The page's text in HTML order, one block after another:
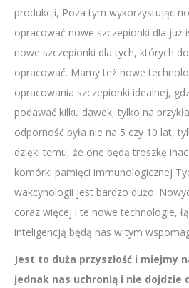
produkcji, Poza tym wykorzystując
opracować nowe szczepionki dla już
nowe szczepionki dla tych, których
opracować. Mamy też nowe
opracowania szczepionki idealnej,
podawać kilku dawek, tylko na
odporność była nie na 5 czy 10 lat,
dzięki temu, że one będą troszkę
komórki pamięci immunologicznej
wakcynologii jest bardzo dużo.
coraz więcej i te nowe technologie,
inteligencją będą nas w tym
Jest to duża przyszłość i miejmy
jednak nas uchronią i nie dojdzie